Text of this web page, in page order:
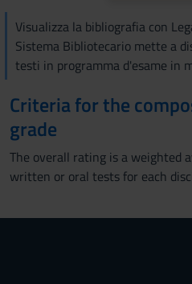
Visualizza la bibliografia con
Sistema Bibliotecario mette a
testi in programma d'esame in
Criteria for the
grade
The overall rating is a weighted
written or oral tests for each